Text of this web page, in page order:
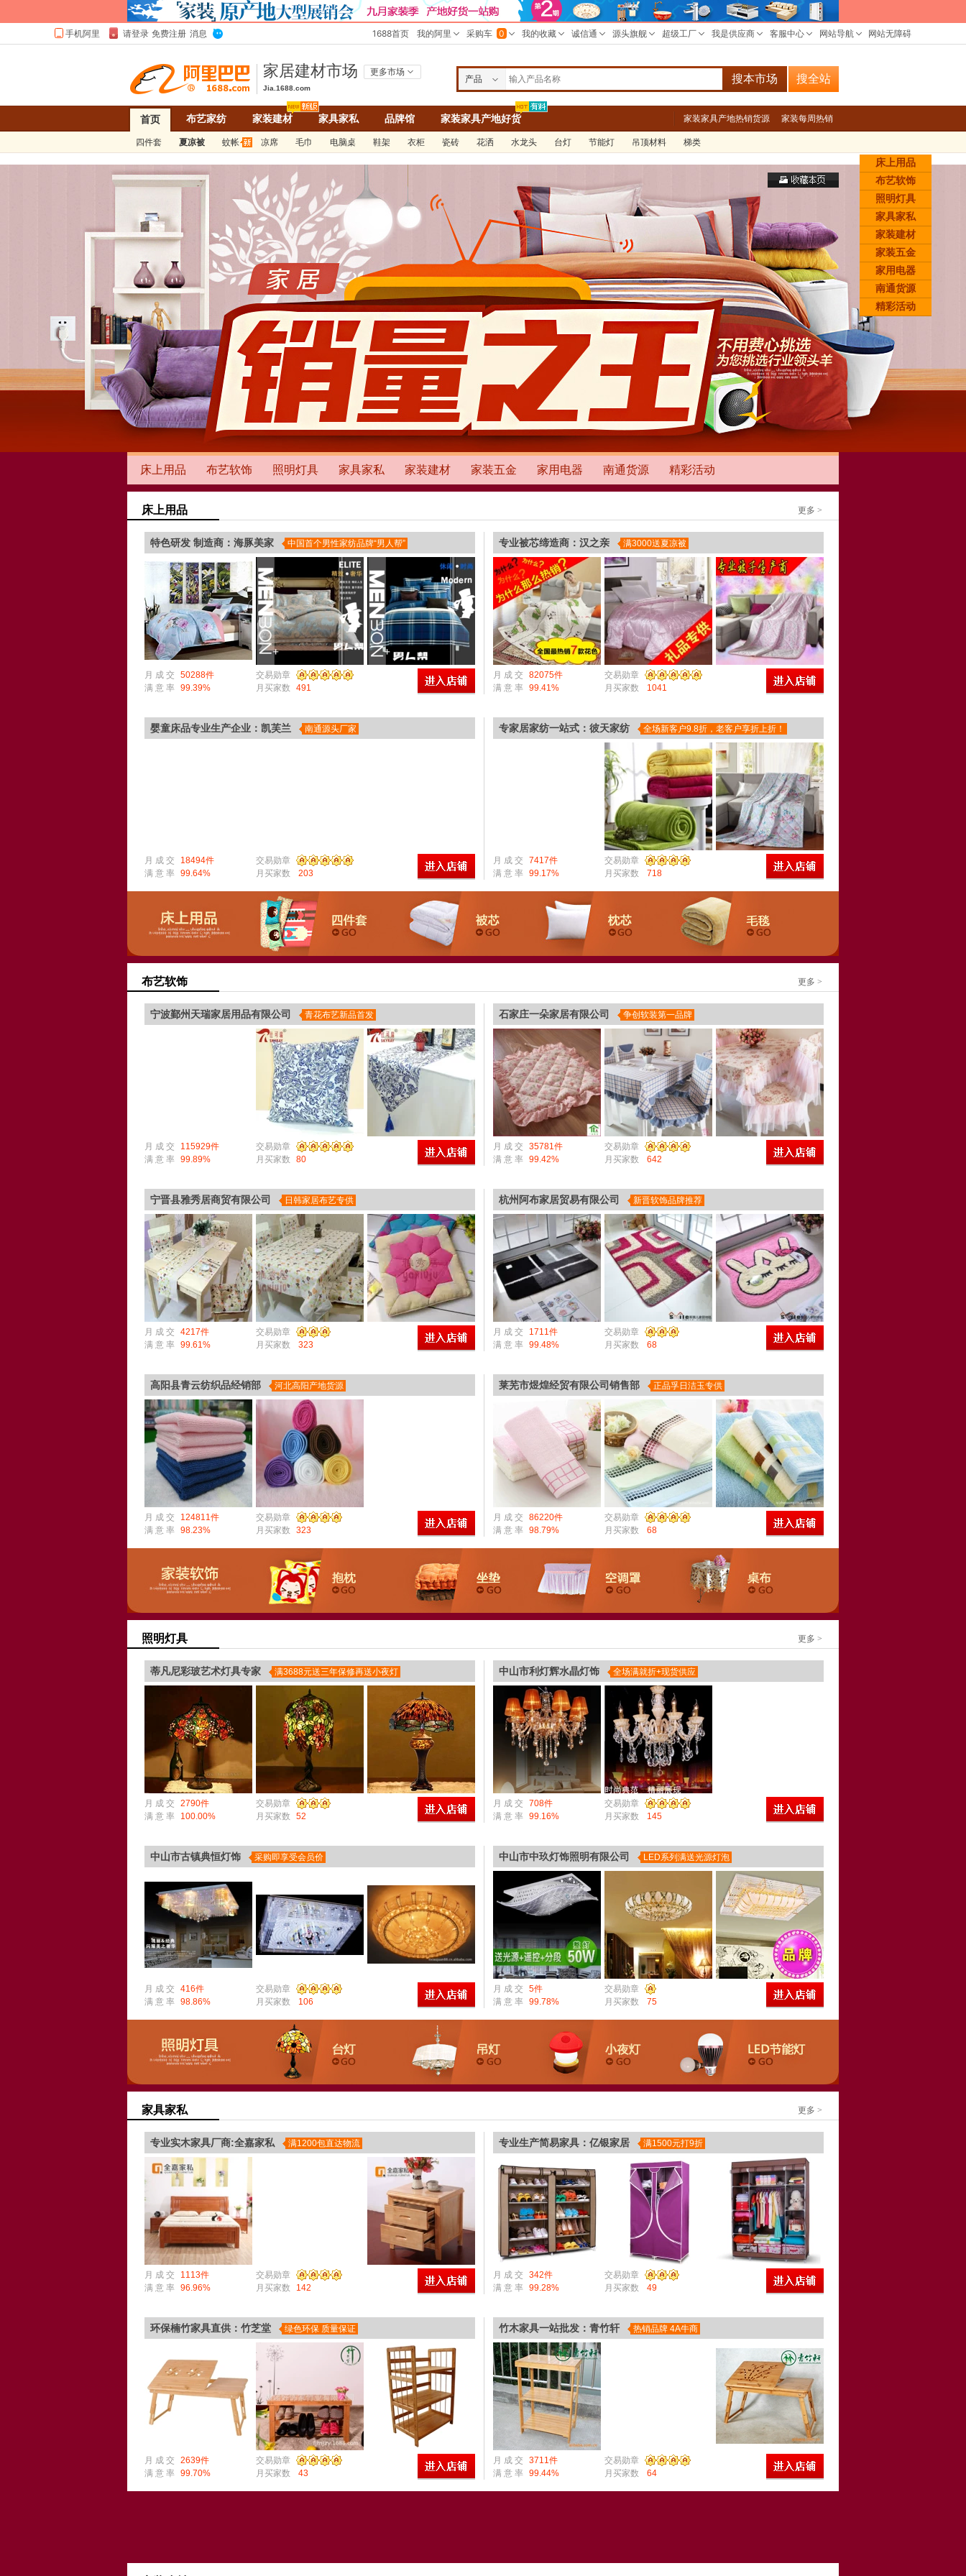
家居建材市场 更多市场
Jia.1688.com
产品
求购
搜本市场 搜全站
首页 布艺家纺 家装建材 家具家私 品牌馆 家装家具产地好货 家装家具产地热销货源 家装每周热销
四件套 夏凉被 蚊帐 凉席 毛巾 电脑桌 鞋架 衣柜 瓷砖 花洒 水龙头 台灯 节能灯 吊顶材料 梯类
床上用品 布艺软饰 照明灯具 家具家私 家装建材 家装五金 家用电器 南通货源 精彩活动
床上用品 更多 >
特色研发 制造商：海豚美家 中国首个男性家纺品牌“男人帮”
月 成 交 50288件
交易勋章
满 意 率 99.39% 月买家数 491
专业被芯缔造商：汉之亲 满3000送夏凉被
月 成 交 82075件
交易勋章
满 意 率 99.41% 月买家数 1041
婴童床品专业生产企业：凯芙兰 南通源头厂家
月 成 交 18494件
交易勋章
满 意 率 99.64% 月买家数 203
专家居家纺一站式：彼天家纺 全场新客户9.8折，老客户享折上折！
月 成 交 7417件
交易勋章
满 意 率 99.17% 月买家数 718
布艺软饰 更多 >
宁波鄞州天瑞家居用品有限公司 青花布艺新品首发
月 成 交 115929件
交易勋章
满 意 率 99.89% 月买家数 80
石家庄一朵家居有限公司 争创软装第一品牌
月 成 交 35781件
交易勋章
满 意 率 99.42% 月买家数 642
宁晋县雅秀居商贸有限公司 日韩家居布艺专供
月 成 交 4217件
交易勋章
满 意 率 99.61% 月买家数 323
杭州阿布家居贸易有限公司 新晋软饰品牌推荐
月 成 交 1711件
交易勋章
满 意 率 99.48% 月买家数 68
高阳县青云纺织品经销部 河北高阳产地货源
月 成 交 124811件
交易勋章
满 意 率 98.23% 月买家数 323
莱芜市煜煌经贸有限公司销售部 正品孚日洁玉专供
月 成 交 86220件
交易勋章
满 意 率 98.79% 月买家数 68
照明灯具 更多 >
蒂凡尼彩玻艺术灯具专家 满3688元送三年保修再送小夜灯
月 成 交 2790件
交易勋章
满 意 率
100.00% 月买家数 52
中山市利灯辉水晶灯饰 全场满就折+现货供应
月 成 交 708件
交易勋章
满 意 率 99.16% 月买家数 145
中山市古镇典恒灯饰 采购即享受会员价
月 成 交 416件
交易勋章
满 意 率 98.86% 月买家数 106
中山市中玖灯饰照明有限公司 LED系列满送光源灯泡
月 成 交 5件
交易勋章
满 意 率 99.78% 月买家数 75
家具家私 更多 >
专业实木家具厂商:全嘉家私 满1200包直达物流
月 成 交 1113件
交易勋章
满 意 率 96.96% 月买家数 142
专业生产简易家具：亿银家居 满1500元打9折
月 成 交 342件
交易勋章
满 意 率 99.28% 月买家数 49
环保楠竹家具直供：竹芝堂 绿色环保 质量保证
月 成 交 2639件
交易勋章
满 意 率 99.70% 月买家数 43
竹木家具一站批发：青竹轩 热销品牌 4A牛商
月 成 交 3711件
交易勋章
满 意 率 99.44% 月买家数 64
床上用品
布艺软饰
照明灯具
家具家私
家装建材
家装五金
家用电器
南通货源
精彩活动